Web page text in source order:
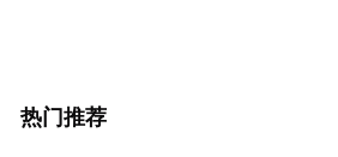
热门推荐